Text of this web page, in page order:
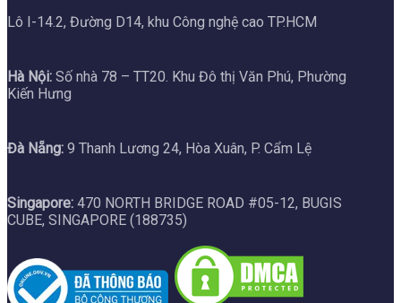
Lô I-14.2, Đường D14, khu Công nghệ cao TP.HCM
Hà Nội: Số nhà 78 – TT20. Khu Đô thị Văn Phú, Phường
Kiến Hưng
Đà Nẵng: 9 Thanh Lương 24, Hòa Xuân, P. Cẩm Lệ
Singapore: 470 NORTH BRIDGE ROAD #05-12, BUGIS
CUBE, SINGAPORE (188735)